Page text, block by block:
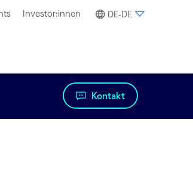
Investor:innen DE-DE
Kontakt